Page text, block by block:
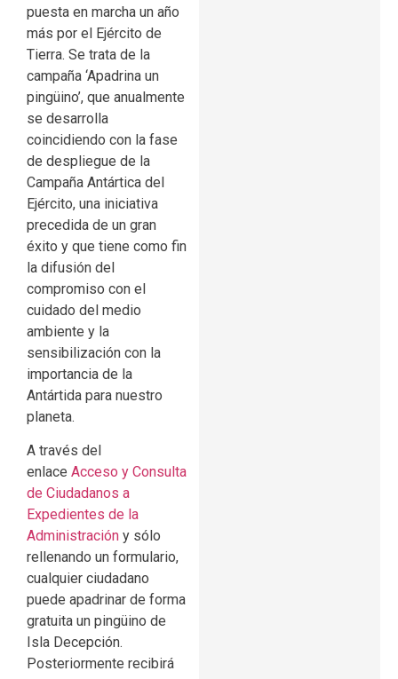
puesta en marcha un año
más por el Ejército de
Tierra. Se trata de la
campaña ‘Apadrina un
pingüino’, que anualmente
se desarrolla
coincidiendo con la fase
de despliegue de la
Campaña Antártica del
Ejército, una iniciativa
precedida de un gran
éxito y que tiene como fin
la difusión del
compromiso con el
cuidado del medio
ambiente y la
sensibilización con la
importancia de la
Antártida para nuestro
planeta.
A través del
enlace Acceso y Consulta
de Ciudadanos a
Expedientes de la
Administración y sólo
rellenando un formulario,
cualquier ciudadano
puede apadrinar de forma
gratuita un pingüino de
Isla Decepción.
Posteriormente recibirá